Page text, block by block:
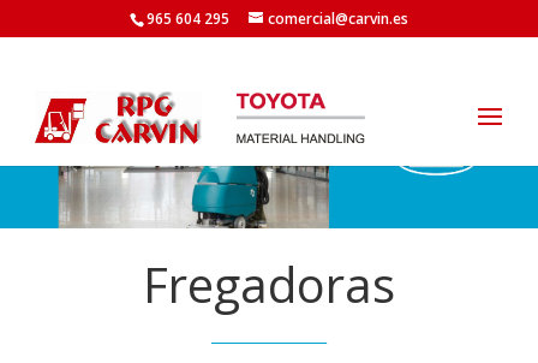
965 604 295 comercial@carvin.es
Fregadoras